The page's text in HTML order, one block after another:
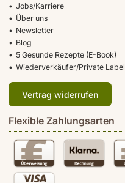
Jobs/Karriere
Über uns
Newsletter
Blog
5 Gesunde Rezepte (E-Book)
Wiederverkäufer/Private Label
Vertrag widerrufen
Flexible Zahlungsarten